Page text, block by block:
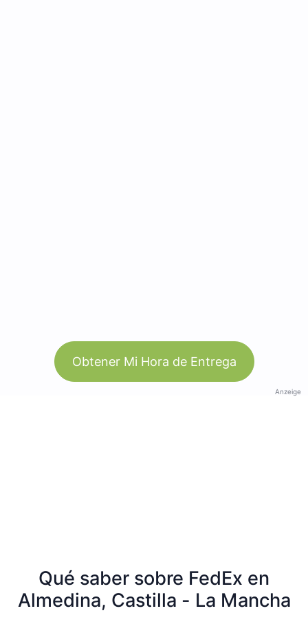
Obtener Mi Hora de Entrega
Anzeige
Qué saber sobre FedEx en
Almedina, Castilla - La Mancha